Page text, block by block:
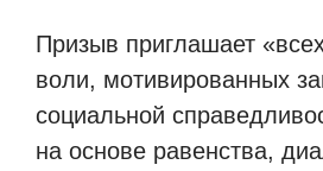
Призыв приглашает
воли, мотивированных
социальной
на основе равенства,